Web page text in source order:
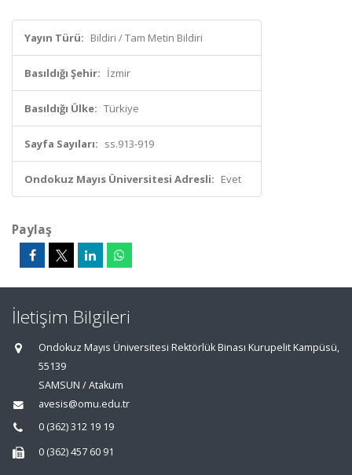
Yayın Türü: Bildiri / Tam Metin Bildiri
Basıldığı Şehir: İzmir
Basıldığı Ülke: Türkiye
Sayfa Sayıları: ss.913-919
Ondokuz Mayıs Üniversitesi Adresli: Evet
Paylaş
İletişim Bilgileri
Ondokuz Mayıs Üniversitesi Rektörlük Binası Kurupelit Kampüsü,
55139
SAMSUN / Atakum
avesis@omu.edu.tr
0 (362) 312 19 19
0 (362) 457 60 91